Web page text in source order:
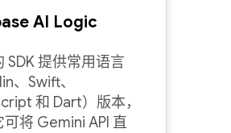
AI Logic
SDK 提供常用语言
、Swift、
和 Dart）版本，
可将 Gemini API 直